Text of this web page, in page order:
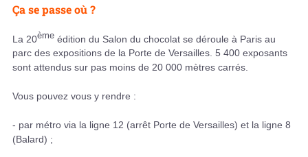
Ça se passe où ?
La 20ème édition du Salon du chocolat se déroule à Paris au
parc des expositions de la Porte de Versailles. 5 400 exposants
sont attendus sur pas moins de 20 000 mètres carrés.
Vous pouvez vous y rendre :
- par métro via la ligne 12 (arrêt Porte de Versailles) et la ligne 8
(Balard) ;